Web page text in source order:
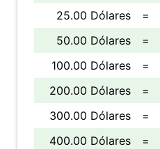
25.00 Dólares
=
50.00 Dólares
=
100.00 Dólares
=
200.00 Dólares
=
300.00 Dólares
=
400.00 Dólares
=